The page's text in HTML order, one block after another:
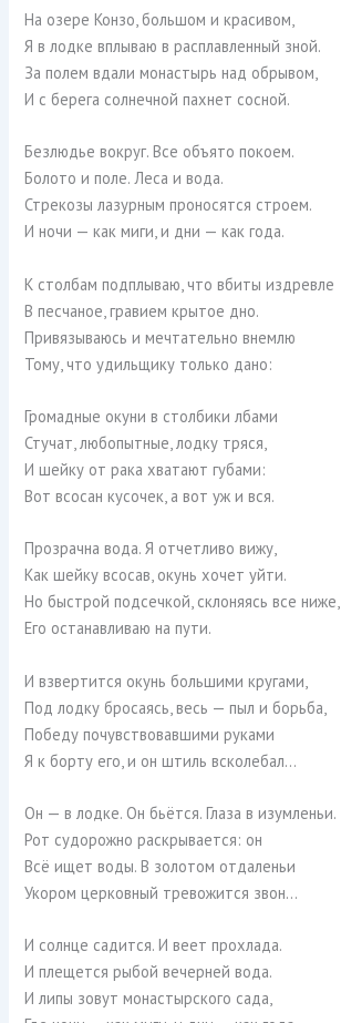
На озере Конзо, большом и красивом,
Я в лодке вплываю в расплавленный зной.
За полем вдали монастырь над обрывом,
И с берега солнечной пахнет сосной.
Безлюдье вокруг. Все объято покоем.
Болото и поле. Леса и вода.
Стрекозы лазурным проносятся строем.
И ночи — как миги, и дни — как года.
К столбам подплываю, что вбиты издревле
В песчаное, гравием крытое дно.
Привязываюсь и мечтательно внемлю
Тому, что удильщику только дано:
Громадные окуни в столбики лбами
Стучат, любопытные, лодку тряся,
И шейку от рака хватают губами:
Вот всосан кусочек, а вот уж и вся.
Прозрачна вода. Я отчетливо вижу,
Как шейку всосав, окунь хочет уйти.
Но быстрой подсечкой, склоняясь все ниже,
Его останавливаю на пути.
И взвертится окунь большими кругами,
Под лодку бросаясь, весь — пыл и борьба,
Победу почувствовавшими руками
Я к борту его, и он штиль всколебал…
Он — в лодке. Он бьётся. Глаза в изумленьи.
Рот судорожно раскрывается: он
Всё ищет воды. В золотом отдаленьи
Укором церковный тревожится звон…
И солнце садится. И веет прохлада.
И плещется рыбой вечерней вода.
И липы зовут монастырского сада,